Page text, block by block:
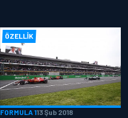
ÖZELLIK
FORMULA 113 Şub 2018